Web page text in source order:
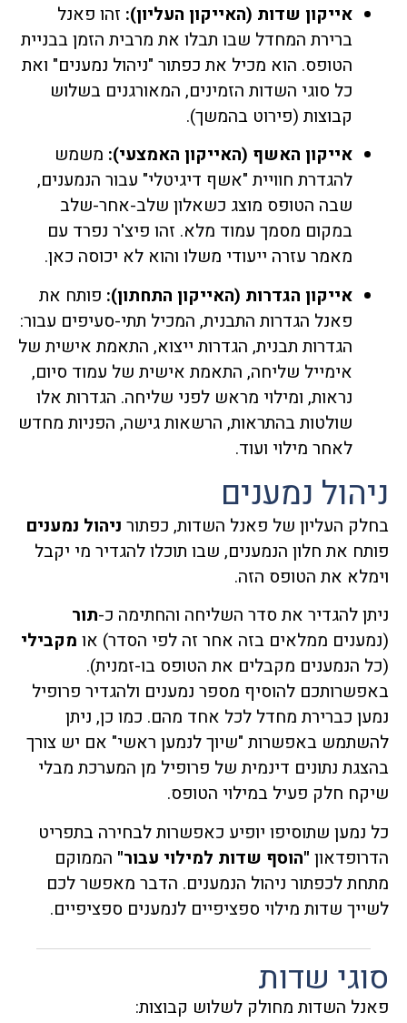
אייקון שדות (האייקון העליון): זהו פאנל
ברירת המחדל שבו תבלו את מרבית הזמן בבניית
הטופס. הוא מכיל את כפתור "ניהול נמענים" ואת
כל סוגי השדות הזמינים, המאורגנים בשלוש
קבוצות (פירוט בהמשך).
אייקון האשף (האייקון האמצעי): משמש
להגדרת חוויית "אשף דיגיטלי" עבור הנמענים,
שבה הטופס מוצג כשאלון שלב-אחר-שלב
במקום מסמך עמוד מלא. זהו פיצ'ר נפרד עם
מאמר עזרה ייעודי משלו והוא לא יכוסה כאן.
אייקון הגדרות (האייקון התחתון): פותח את
פאנל הגדרות התבנית, המכיל תתי-סעיפים עבור:
הגדרות תבנית, הגדרות ייצוא, התאמת אישית של
אימייל שליחה, התאמת אישית של עמוד סיום,
נראות, ומילוי מראש לפני שליחה. הגדרות אלו
שולטות בהתראות, הרשאות גישה, הפניות מחדש
לאחר מילוי ועוד.
ניהול נמענים
בחלק העליון של פאנל השדות, כפתור ניהול נמענים
פותח את חלון הנמענים, שבו תוכלו להגדיר מי יקבל
וימלא את הטופס הזה.
ניתן להגדיר את סדר השליחה והחתימה כ-תור
(נמענים ממלאים בזה אחר זה לפי הסדר) או מקבילי
(כל הנמענים מקבלים את הטופס בו-זמנית).
באפשרותכם להוסיף מספר נמענים ולהגדיר פרופיל
נמען כברירת מחדל לכל אחד מהם. כמו כן, ניתן
להשתמש באפשרות "שיוך לנמען ראשי" אם יש צורך
בהצגת נתונים דינמית של פרופיל מן המערכת מבלי
שיקח חלק פעיל במילוי הטופס.
כל נמען שתוסיפו יופיע כאפשרות לבחירה בתפריט
הדרופדאון "הוסף שדות למילוי עבור" הממוקם
מתחת לכפתור ניהול הנמענים. הדבר מאפשר לכם
לשייך שדות מילוי ספציפיים לנמענים ספציפיים.
סוגי שדות
פאנל השדות מחולק לשלוש קבוצות: